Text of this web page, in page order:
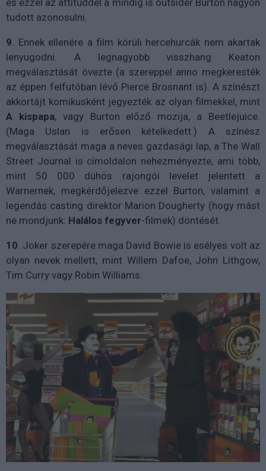
és ezzel az attitűddel a mindig is outsider Burton nagyon
tudott azonosulni.
9. Ennek ellenére a film körüli hercehurcák nem akartak
lenyugodni. A legnagyobb visszhang Keaton
megválasztását övezte (a szereppel anno megkeresték
az éppen felfutóban lévő Pierce Brosnant is). A színészt
akkortájt komikusként jegyezték az olyan filmekkel, mint
A kispapa, vagy Burton előző mozija, a Beetlejuice.
(Maga Uslan is erősen kételkedett.) A színész
megválasztását maga a neves gazdasági lap, a The Wall
Street Journal is címoldalon nehezményezte, ami több,
mint 50 000 dühös rajongói levelet jelentett a
Warnernek, megkérdőjelezve ezzel Burton, valamint a
legendás casting direktor Marion Dougherty (hogy mást
ne mondjunk: Halálos fegyver-filmek) döntését.
10. Joker szerepére maga David Bowie is esélyes volt az
olyan nevek mellett, mint Willem Dafoe, John Lithgow,
Tim Curry vagy Robin Williams.